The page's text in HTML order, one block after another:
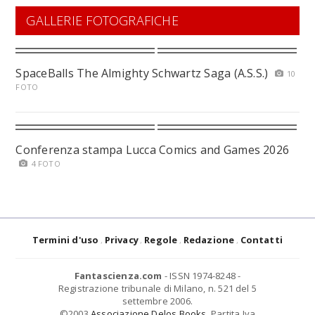
GALLERIE FOTOGRAFICHE
SpaceBalls The Almighty Schwartz Saga (A.S.S.)
10
FOTO
Conferenza stampa Lucca Comics and Games 2026
4 FOTO
Termini d'uso Privacy Regole Redazione Contatti
Fantascienza.com - ISSN 1974-8248 -
Registrazione tribunale di Milano, n. 521 del 5
settembre 2006.